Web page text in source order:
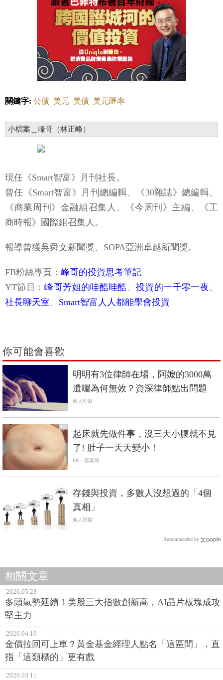
關鍵字: 公債 美元 美債 美元匯率
小檔案＿峰哥（林正峰）
現任《Smart智富》月刊社長。
曾任《Smart智富》月刊總編輯、《30雜誌》總編輯、
《商業周刊》金融組召集人、《今周刊》主編、《工
商時報》國際組召集人。
報導曾獲吳舜文新聞獎、SOPA亞洲卓越新聞獎。
FB粉絲專頁： 峰哥的投資思考筆記
YT節目：峰哥芳姐的哇酷哇酷、投資的一千零一夜、
社長聊天室、 Smart智富人人都能學會投資
你可能會喜歡
明明有3位律師在場，阿嬤的3000萬
遺囑為何無效？資深律師點出問題
個人理財
PR
起床就先做件事，沒三天小腹就不見
了! 肚子一天天變小！
PR・新素簡
存錢與投資，多數人沒想過的「4個
真相」
個人理財
Recommended by
相關文章
2026.05.28
多頭氣勢延續！美股三大指數創新高，AI晶片板塊成攻
堅主力
2026.04.10
金價拉回可上車？黃金基金經理人點名「這區間」，直
指「這類標的」更有戲
2026.03.11